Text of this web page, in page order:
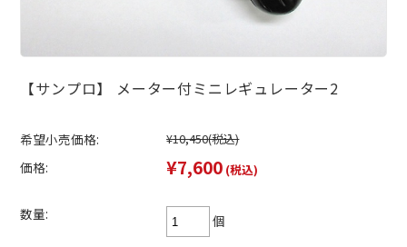
【サンプロ】 メーター付ミニレギュレーター2
希望小売価格: ¥10,450(税込)
価格: ¥7,600 (税込)
数量: 個